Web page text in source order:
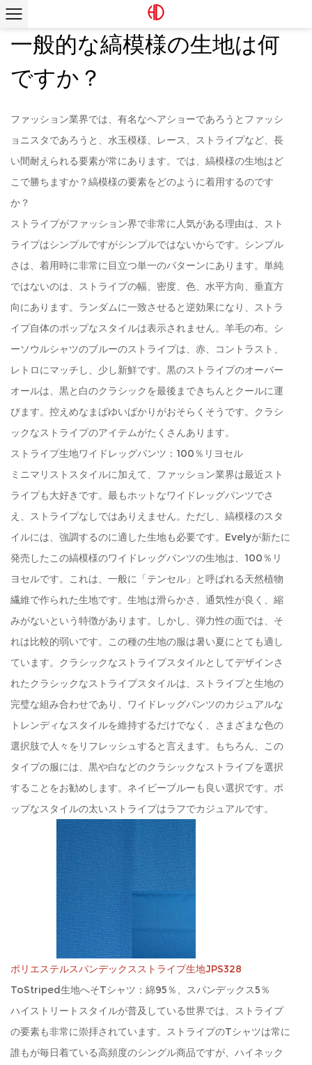
一般的な縞模様の生地は何
ですか？
ファッション業界では、有名なヘアショーであろうとファッシ
ョニスタであろうと、水玉模様、レース、ストライプなど、長
い間耐えられる要素が常にあります。では、縞模様の生地はど
こで勝ちますか？縞模様の要素をどのように着用するのです
か？
ストライプがファッション界で非常に人気がある理由は、スト
ライプはシンプルですがシンプルではないからです。シンプル
さは、着用時に非常に目立つ単一のパターンにあります。単純
ではないのは、ストライプの幅、密度、色、水平方向、垂直方
向にあります。ランダムに一致させると逆効果になり、ストラ
イプ自体のポップなスタイルは表示されません。羊毛の布。シ
ーソウルシャツのブルーのストライプは、赤、コントラスト、
レトロにマッチし、少し新鮮です。黒のストライプのオーバー
オールは、黒と白のクラシックを最後まできちんとクールに運
びます。控えめなまばゆいばかりがおそらくそうです。クラシ
ックなストライプのアイテムがたくさんあります。
ストライプ生地ワイドレッグパンツ：100％リヨセル
ミニマリストスタイルに加えて、ファッション業界は最近スト
ライプも大好きです。最もホットなワイドレッグパンツでさ
え、ストライプなしではありえません。ただし、縞模様のスタ
イルには、強調するのに適した生地も必要です。Evelyが新たに
発売したこの縞模様のワイドレッグパンツの生地は、100％リ
ヨセルです。これは、一般に「テンセル」と呼ばれる天然植物
繊維で作られた生地です。生地は滑らかさ、通気性が良く、縮
みがないという特徴があります。しかし、弾力性の面では、そ
れは比較的弱いです。この種の生地の服は暑い夏にとても適し
ています。クラシックなストライプスタイルとしてデザインさ
れたクラシックなストライプスタイルは、ストライプと生地の
完璧な組み合わせであり、ワイドレッグパンツのカジュアルな
トレンディなスタイルを維持するだけでなく、さまざまな色の
選択肢で人々をリフレッシュすると言えます。もちろん、この
タイプの服には、黒や白などのクラシックなストライプを選択
することをお勧めします。ネイビーブルーも良い選択です。ポ
ップなスタイルの太いストライプはラフでカジュアルです。
ポリエステルスパンデックスストライプ生地JPS328
ToStriped生地へそTシャツ：綿95％、スパンデックス5％
ハイストリートスタイルが普及している世界では、ストライプ
の要素も非常に崇拝されています。ストライプのTシャツは常に
誰もが毎日着ている高頻度のシングル商品ですが、ハイネック